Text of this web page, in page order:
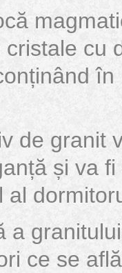
cu
în
de granit
și va
al
a
ce se